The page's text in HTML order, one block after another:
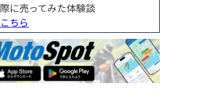
に売ってみた体験談
こちら